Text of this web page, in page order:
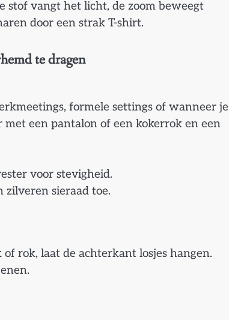
stof vangt het licht, de zoom beweegt
door een strak T-shirt.
te dragen
formele settings of wanneer je
een pantalon of een kokerrok en een
voor stevigheid.
zilveren sieraad toe.
rok, laat de achterkant losjes hangen.